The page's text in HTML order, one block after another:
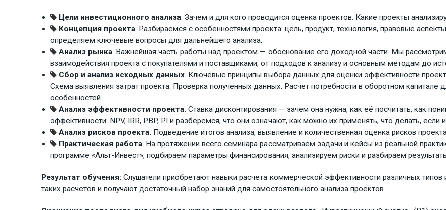
Цели инвестиционного анализа. Зачем и для кого проводится оценка проектов. Какие проекты
Концепция проекта. Разбираемся с особенностями проекта: цель, продукт, технология, правовые
определяем ключевые вопросы для дальнейшего анализа.
Анализ рынка. Важнейшая часть работы над проектом — обоснование его доходной части. Мы
взаимодействия проекта с покупателями и поставщиками, от подходов к анализу и основным методам до
Сбор и анализ исходных данных. Ключевые принципы выбора данных для оценки эффективности
Схема выявления затрат проекта. Проверка полученных данных. Расчет потребности в оборотном капитале
особенностей.
Анализ эффективности проекта. Ставка дисконтирования — зачем она нужна, как её посчитать, как
эффективности: NPV, IRR, PBP, PI и разберемся, что они означают, как можно их применять, что делать, если
Анализ рисков проекта. Подведение итогов анализа, выявление и количественная оценка рисков
Практическая работа. На протяжении всего семинара рассматриваем задачи и кейсы из реальной
программе «Альт-Инвест», подбираем параметры финансирования, анализируем риски и разбираем
Результат обучения: Слушатели приобретают навыки расчета коммерческой эффективности различных
таких расчетов и получают достаточный набор знаний для самостоятельного анализа проектов.